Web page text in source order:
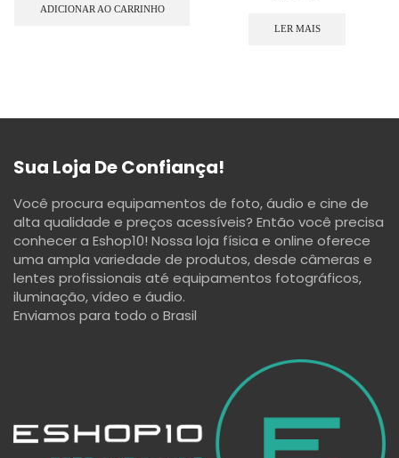
ADICIONAR AO CARRINHO
LER MAIS
Sua Loja De Confiança!
Você procura equipamentos de foto, áudio e cine de
alta qualidade e preços acessíveis? Então você precisa
conhecer a Eshop10! Nossa loja física e online oferece
uma ampla variedade de produtos, desde câmeras e
lentes profissionais até equipamentos fotográficos,
iluminação, vídeo e áudio.
Enviamos para todo o Brasil